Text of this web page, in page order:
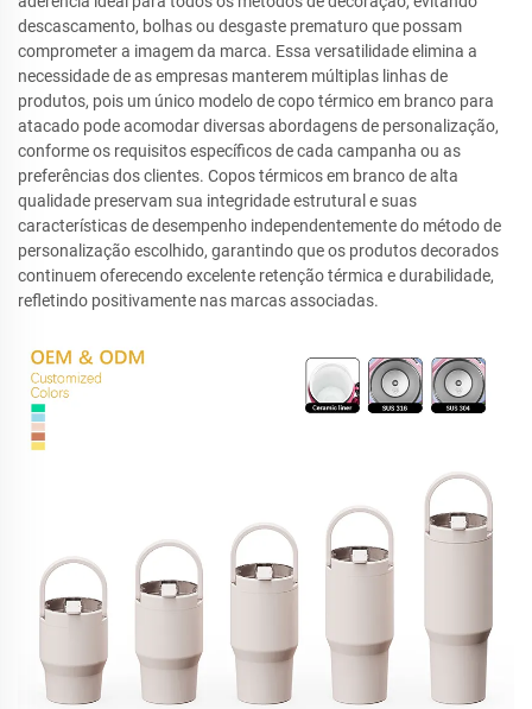
descascamento, bolhas ou desgaste prematuro que possam
comprometer a imagem da marca. Essa versatilidade elimina a
necessidade de as empresas manterem múltiplas linhas de
produtos, pois um único modelo de copo térmico em branco para
atacado pode acomodar diversas abordagens de personalização,
conforme os requisitos específicos de cada campanha ou as
preferências dos clientes. Copos térmicos em branco de alta
qualidade preservam sua integridade estrutural e suas
características de desempenho independentemente do método de
personalização escolhido, garantindo que os produtos decorados
continuem oferecendo excelente retenção térmica e durabilidade,
refletindo positivamente nas marcas associadas.